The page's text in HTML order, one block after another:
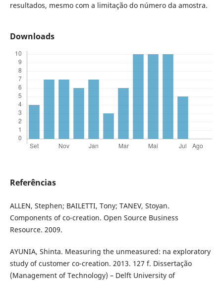
resultados, mesmo com a limitação do número da amostra.
Downloads
Referências
ALLEN, Stephen; BAILETTI, Tony; TANEV, Stoyan.
Components of co-creation. Open Source Business
Resource. 2009.
AYUNIA, Shinta. Measuring the unmeasured: na exploratory
study of customer co-creation. 2013. 127 f. Dissertação
(Management of Technology) – Delft University of